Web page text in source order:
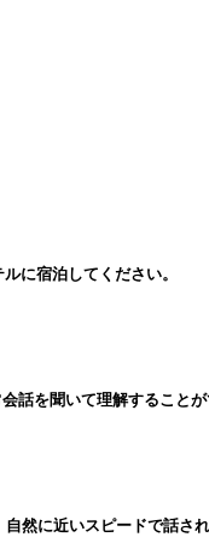
に宿泊してください。
を聞いて理解すること
然に近いスピードで話